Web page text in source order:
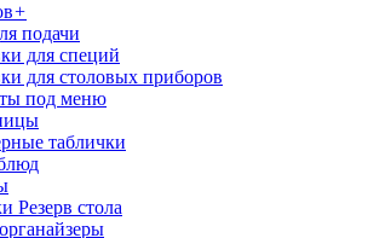
+
подачи
для специй
для столовых приборов
под меню
таблички
Резерв стола